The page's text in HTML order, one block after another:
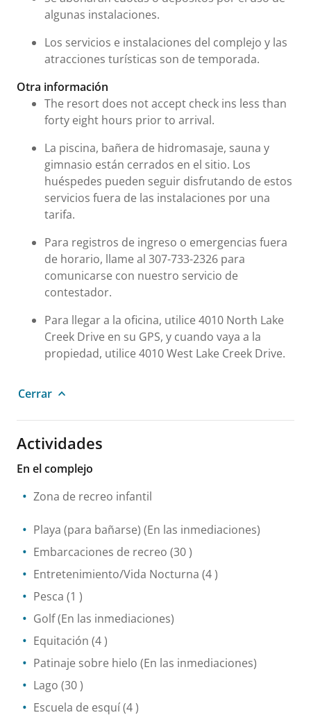
algunas instalaciones.
Los servicios e instalaciones del complejo y las
atracciones turísticas son de temporada.
Otra información
The resort does not accept check ins less than
forty eight hours prior to arrival.
La piscina, bañera de hidromasaje, sauna y
gimnasio están cerrados en el sitio. Los
huéspedes pueden seguir disfrutando de estos
servicios fuera de las instalaciones por una
tarifa.
Para registros de ingreso o emergencias fuera
de horario, llame al 307-733-2326 para
comunicarse con nuestro servicio de
contestador.
Para llegar a la oficina, utilice 4010 North Lake
Creek Drive en su GPS, y cuando vaya a la
propiedad, utilice 4010 West Lake Creek Drive.
Cerrar
Actividades
En el complejo
Zona de recreo infantil
Playa (para bañarse) (En las inmediaciones)
Embarcaciones de recreo (30 )
Entretenimiento/Vida Nocturna (4 )
Pesca (1 )
Golf(En las inmediaciones)
Equitación (4 )
Patinaje sobre hielo (En las inmediaciones)
Lago (30 )
Escuela de esquí(4 )